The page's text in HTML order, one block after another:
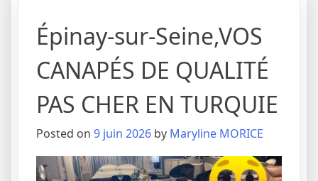
Épinay-sur-Seine,VOS
CANAPÉS DE QUALITÉ
PAS CHER EN TURQUIE
Posted on 9 juin 2026 by Maryline MORICE